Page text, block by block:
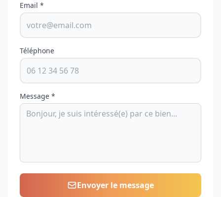
Email *
Téléphone
Message *
Envoyer le message